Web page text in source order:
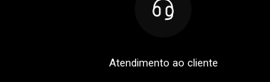
Atendimento ao cliente